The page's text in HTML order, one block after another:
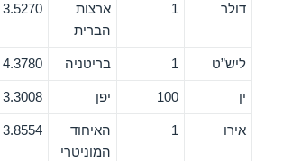
דולר 1
ארצות
הברית
3.5270
ליש”ט 1 בריטניה 4.3780
ין 100 יפן 3.3008
אירו 1
האיחוד
המוניטרי
3.8554